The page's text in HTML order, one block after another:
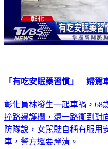
「有吃安眠藥習慣」 婦駕
彰化員林發生一起車禍，68
撞路邊護欄，還一路衝到對
防隊說，女駕駛自稱有服用
車，警方還要釐清。